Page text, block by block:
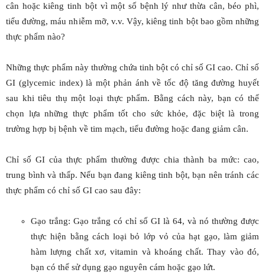
cân hoặc kiêng tinh bột vì một số bệnh lý như thừa cân, béo phì,
tiểu đường, máu nhiễm mỡ, v.v. Vậy, kiêng tinh bột bao gồm những
thực phẩm nào?
Những thực phẩm này thường chứa tinh bột có chỉ số GI cao. Chỉ số
GI (glycemic index) là một phản ánh về tốc độ tăng đường huyết
sau khi tiêu thụ một loại thực phẩm. Bằng cách này, bạn có thể
chọn lựa những thực phẩm tốt cho sức khỏe, đặc biệt là trong
trường hợp bị bệnh về tim mạch, tiểu đường hoặc đang giảm cân.
Chỉ số GI của thực phẩm thường được chia thành ba mức: cao,
trung bình và thấp. Nếu bạn đang kiêng tinh bột, bạn nên tránh các
thực phẩm có chỉ số GI cao sau đây:
Gạo trắng: Gạo trắng có chỉ số GI là 64, và nó thường được
thực hiện bằng cách loại bỏ lớp vỏ của hạt gạo, làm giảm
hàm lượng chất xơ, vitamin và khoáng chất. Thay vào đó,
bạn có thể sử dụng gạo nguyên cám hoặc gạo lứt.